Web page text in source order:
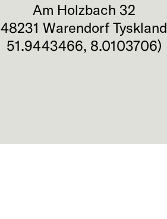
Am Holzbach 32
48231 WarendorfTyskland
51.9443466, 8.0103706)